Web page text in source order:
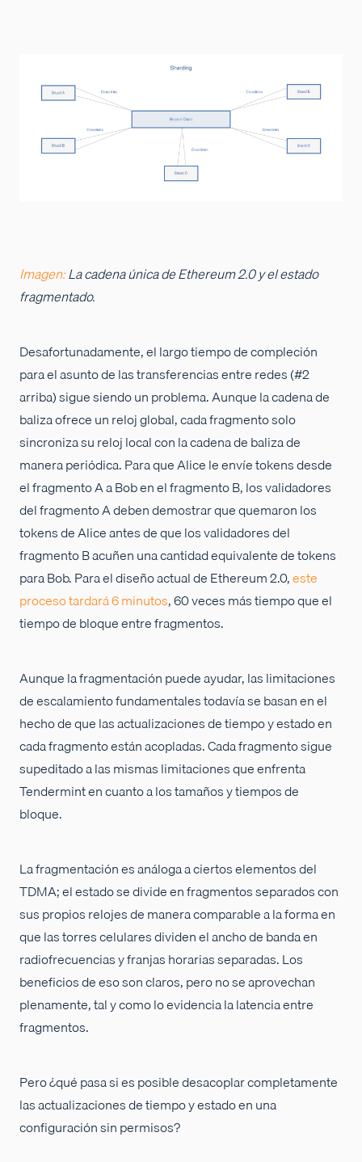
Imagen:La cadena única de Ethereum 2.0 y el estado
fragmentado.
Desafortunadamente, el largo tiempo de compleción
para el asunto de las transferencias entre redes (#2
arriba) sigue siendo un problema. Aunque la cadena de
baliza ofrece un reloj global, cada fragmento solo
sincroniza su reloj local con la cadena de baliza de
manera periódica. Para que Alice le envíe tokens desde
el fragmento A a Bob en el fragmento B, los validadores
del fragmento A deben demostrar que quemaron los
tokens de Alice antes de que los validadores del
fragmento B acuñen una cantidad equivalente de tokens
para Bob. Para el diseño actual de Ethereum 2.0,este
proceso tardará 6 minutos, 60 veces más tiempo que el
tiempo de bloque entre fragmentos.
Aunque la fragmentación puede ayudar, las limitaciones
de escalamiento fundamentales todavía se basan en el
hecho de que las actualizaciones de tiempo y estado en
cada fragmento están acopladas. Cada fragmento sigue
supeditado a las mismas limitaciones que enfrenta
Tendermint en cuanto a los tamaños y tiempos de
bloque.
La fragmentación es análoga a ciertos elementos del
TDMA; el estado se divide en fragmentos separados con
sus propios relojes de manera comparable a la forma en
que las torres celulares dividen el ancho de banda en
radiofrecuencias y franjas horarias separadas. Los
beneficios de eso son claros, pero no se aprovechan
plenamente, tal y como lo evidencia la latencia entre
fragmentos.
Pero ¿qué pasa si es posible desacoplar completamente
las actualizaciones de tiempo y estado en una
configuración sin permisos?